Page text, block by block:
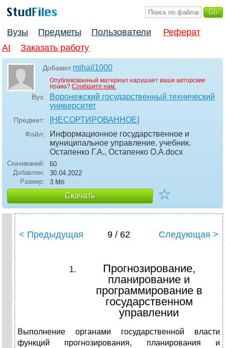
Вузы Предметы Пользователи
Реферат
AI
Заказать работу
Добавил:mihail1000
Опубликованный материал нарушает ваши авторские
права? Сообщите нам.
Вуз:
Воронежский государственный технический
университет
Предмет: [НЕСОРТИРОВАННОЕ]
Файл:
Информационное государственное и
муниципальное управление. учебник.
Остапенко Г.А., Остапенко О.А.docx
Скачиваний:
60
Добавлен:
30.04.2022
Размер:
3 Мб
Скачать ☆
< Предыдущая 9 / 62 Следующая >
Прогнозирование,
планирование и
программирование в
государственном
управлении
Выполнение органами государственной власти
функций прогнозирования, планирования и